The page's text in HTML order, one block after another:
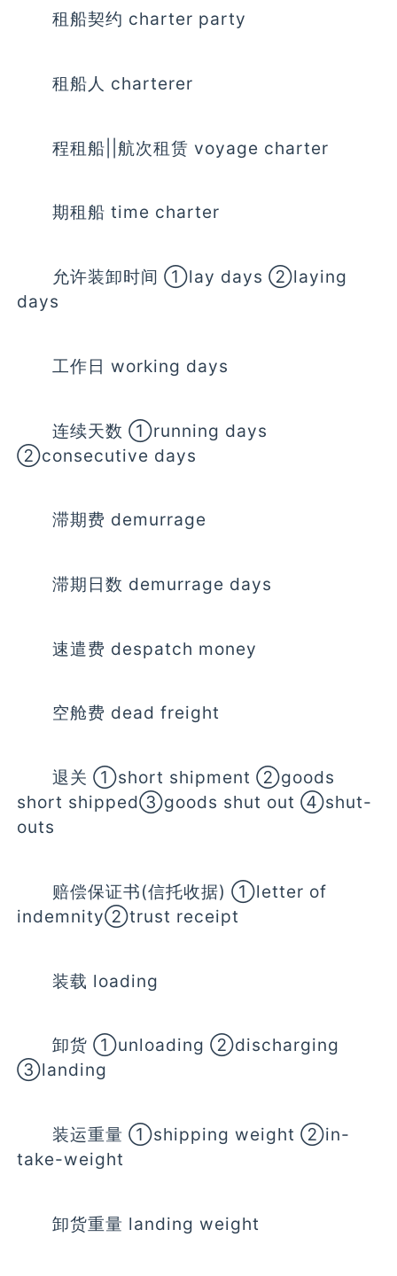
租船契约 charter party
租船人 charterer
程租船||航次租赁 voyage charter
期租船 time charter
允许装卸时间 ①lay days ②laying
days
工作日 working days
连续天数 ①running days
②consecutive days
滞期费 demurrage
滞期日数 demurrage days
速遣费 despatch money
空舱费 dead freight
退关 ①short shipment ②goods
short shipped③goods shut out ④shut-
outs
赔偿保证书(信托收据) ①letter of
indemnity②trust receipt
装载 loading
卸货 ①unloading ②discharging
③landing
装运重量 ①shipping weight ②in-
take-weight
卸货重量 landing weight